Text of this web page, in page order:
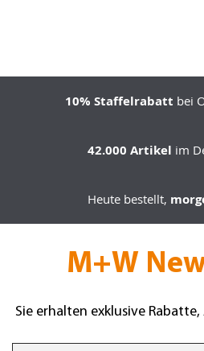
10% Staffelrabatt bei
42.000 Artikel im
Heute bestellt,
M+W
Sie erhalten exklusive